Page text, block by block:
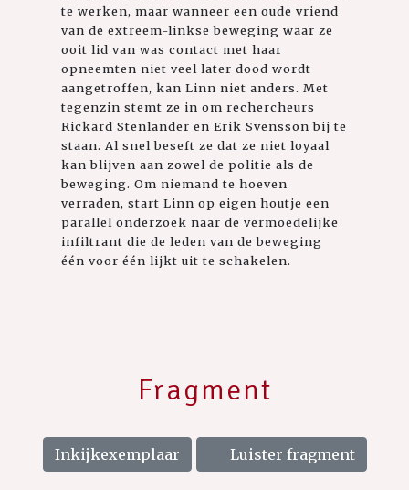
te werken, maar wanneer een oude vriend
van de extreem-linkse beweging waar ze
ooit lid van was contact met haar
opneemten niet veel later dood wordt
aangetroffen, kan Linn niet anders. Met
tegenzin stemt ze in om rechercheurs
Rickard Stenlander en Erik Svensson bij te
staan. Al snel beseft ze dat ze niet loyaal
kan blijven aan zowel de politie als de
beweging. Om niemand te hoeven
verraden, start Linn op eigen houtje een
parallel onderzoek naar de vermoedelijke
infiltrant die de leden van de beweging
één voor één lijkt uit te schakelen.
Fragment
Inkijkexemplaar Luister fragment